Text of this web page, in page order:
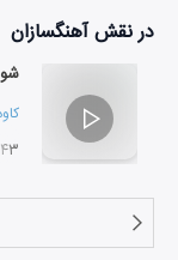
در نقشآهنگسازان